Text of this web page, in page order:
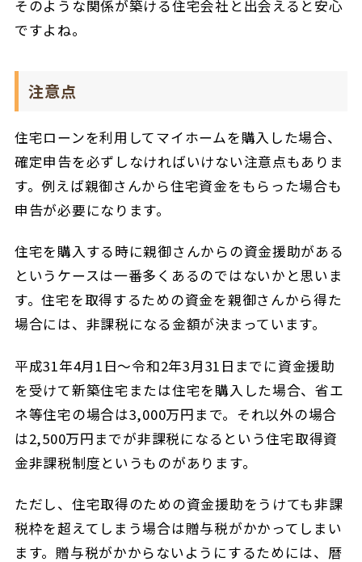
そのような関係が築ける住宅会社と出会えると安心
ですよね。
注意点
住宅ローンを利用してマイホームを購入した場合、
確定申告を必ずしなければいけない注意点もありま
す。例えば親御さんから住宅資金をもらった場合も
申告が必要になります。
住宅を購入する時に親御さんからの資金援助がある
というケースは一番多くあるのではないかと思いま
す。住宅を取得するための資金を親御さんから得た
場合には、非課税になる金額が決まっています。
平成31年4月1日～令和2年3月31日までに資金援助
を受けて新築住宅または住宅を購入した場合、省エ
ネ等住宅の場合は3,000万円まで。それ以外の場合
は2,500万円までが非課税になるという住宅取得資
金非課税制度というものがあります。
ただし、住宅取得のための資金援助をうけても非課
税枠を超えてしまう場合は贈与税がかかってしまい
ます。贈与税がかからないようにするためには、暦